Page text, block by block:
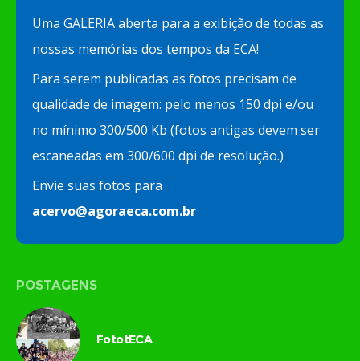
Uma GALERIA aberta para a exibição de todas as
nossas memórias dos tempos da ECA!
Para serem publicadas as fotos precisam de
qualidade de imagem: pelo menos 150 dpi e/ou
no mínimo 300/500 Kb (fotos antigas devem ser
escaneadas em 300/600 dpi de resolução.)
Envie suas fotos para
acervo@agoraeca.com.br
POSTAGENS
FototECA